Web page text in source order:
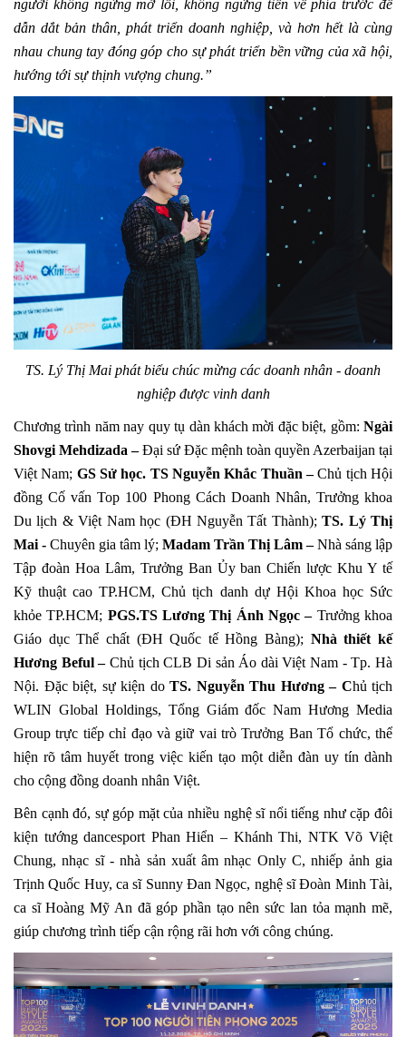
người không ngừng mở lối, không ngừng tiến về phía trước để
dẫn dắt bản thân, phát triển doanh nghiệp, và hơn hết là cùng
nhau chung tay đóng góp cho sự phát triển bền vững của xã hội,
hướng tới sự thịnh vượng chung.”
TS. Lý Thị Mai phát biểu chúc mừng các doanh nhân - doanh
nghiệp được vinh danh
Chương trình năm nay quy tụ dàn khách mời đặc biệt, gồm: Ngài
Shovgi Mehdizada –Đại sứ Đặc mệnh toàn quyền Azerbaijan tại
Việt Nam; GS Sử học. TS Nguyễn Khắc Thuần –Chủ tịch Hội
đồng Cố vấn Top 100 Phong Cách Doanh Nhân, Trưởng khoa
Du lịch & Việt Nam học (ĐH Nguyễn Tất Thành);TS. Lý Thị
Mai - Chuyên gia tâm lý; Madam Trần Thị Lâm –Nhà sáng lập
Tập đoàn Hoa Lâm, Trưởng Ban Ủy ban Chiến lược Khu Y tế
Kỹ thuật cao TP.HCM, Chủ tịch danh dự Hội Khoa học Sức
khỏe TP.HCM; PGS.TS Lương Thị Ánh Ngọc – Trưởng khoa
Giáo dục Thể chất (ĐH Quốc tế Hồng Bàng); Nhà thiết kế
Hương Beful – Chủ tịch CLB Di sản Áo dài Việt Nam - Tp. Hà
Nội. Đặc biệt, sự kiện do TS. Nguyễn Thu Hương – Chủ tịch
WLIN Global Holdings, Tổng Giám đốc Nam Hương Media
Group trực tiếp chỉ đạo và giữ vai trò Trưởng Ban Tổ chức, thể
hiện rõ tâm huyết trong việc kiến tạo một diễn đàn uy tín dành
cho cộng đồng doanh nhân Việt.
Bên cạnh đó, sự góp mặt của nhiều nghệ sĩ nổi tiếng như cặp đôi
kiện tướng dancesport Phan Hiển – Khánh Thi, NTK Võ Việt
Chung, nhạc sĩ - nhà sản xuất âm nhạc Only C, nhiếp ảnh gia
Trịnh Quốc Huy, ca sĩ Sunny Đan Ngọc, nghệ sĩ Đoàn Minh Tài,
ca sĩ Hoàng Mỹ An đã góp phần tạo nên sức lan tỏa mạnh mẽ,
giúp chương trình tiếp cận rộng rãi hơn với công chúng.